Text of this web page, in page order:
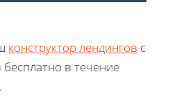
конструктор лендингов с
в течение